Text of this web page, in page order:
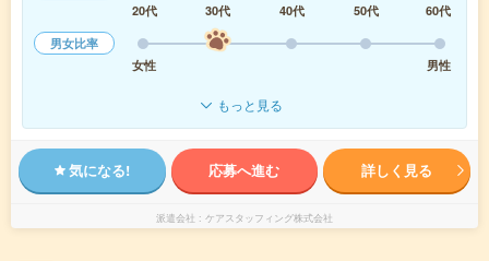
20代
30代 40代 50代
60代
男女比率
女性
男性
もっと見る
気になる! 応募へ進む 詳しく見る
派遣会社 ケアスタッフィング株式会社